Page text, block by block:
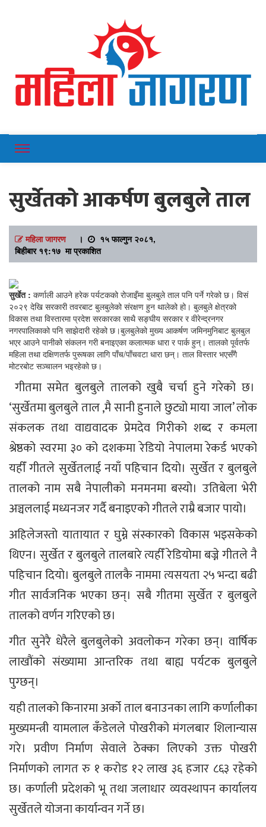
Mahilajagaran
सुर्खेतको आकर्षण बुलबुले ताल
महिला जागरण।
१५ फाल्गुन २०८१,
बिहीबार १९:१७ मा प्रकाशित
सुर्खेत : कर्णाली आउने हरेक पर्यटकको रोजाइँमा बुलबुले ताल पनि पर्ने गरेको छ। विसं
२०२९ देखि सरकारी तवरबाट बुलबुलेको संरक्षण हुन थालेको हो। बुलबुले क्षेत्रको
विकास तथा विस्तारमा प्रदेश सरकारका साथै सङ्घीय सरकार र वीरेन्द्रनगर
नगरपालिकाको पनि साझेदारी रहेको छ।बुलबुलेको मुख्य आकर्षण जमिनमुनिबाट बुलबुल
भएर आउने पानीको संकलन गरी बनाइएका कलात्मक धारा र पार्क हुन्। तालको पूर्वतर्फ
महिला तथा दक्षिणतर्फ पुरूषका लागि पाँच/पाँचवटा धारा छन्। ताल विस्तार भएसँगै
मोटरबोट सञ्चालन भइरहेको छ।
गीतमा समेत बुलबुले तालको खुबै चर्चा हुने गरेको छ।
‘सुर्खेतमा बुलबुले ताल ,मै सानी हुनाले छुट्यो माया जाल’ लोक
संकलक तथा वाद्यवादक प्रेमदेव गिरीको शब्द र कमला
श्रेष्ठको स्वरमा ३० को दशकमा रेडियो नेपालमा रेकर्ड भएको
यहीँ गीतले सुर्खेतलाई नयाँ पहिचान दियो। सुर्खेत र बुलबुले
तालको नाम सबै नेपालीको मनमनमा बस्यो। उतिबेला भेरी
अञ्चललाई मध्यनजर गर्दै बनाइएको गीतले राम्रै बजार पायो।
अहिलेजस्तो यातायात र घुम्ने संस्कारको विकास भइसकेको
थिएन। सुर्खेत र बुलबुले तालबारे त्यहीँ रेडियोमा बज्ने गीतले नै
पहिचान दियो। बुलबुले तालकै नाममा त्यसयता २५ भन्दा बढी
गीत सार्वजनिक भएका छन्। सबै गीतमा सुर्खेत र बुलबुले
तालको वर्णन गरिएको छ।
गीत सुनेरै धेरैले बुलबुलेको अवलोकन गरेका छन्। वार्षिक
लाखौंको संख्यामा आन्तरिक तथा बाह्य पर्यटक बुलबुले
पुग्छन्।
यही तालको किनारमा अर्को ताल बनाउनका लागि कर्णालीका
मुख्यमन्त्री यामलाल कँडेलले पोखरीको मंगलबार शिलान्यास
गरे। प्रवीण निर्माण सेवाले ठेक्का लिएको उक्त पोखरी
निर्माणको लागत रु १ करोड १२ लाख ३६ हजार ८६३ रहेको
छ। कर्णाली प्रदेशको भू तथा जलाधार व्यवस्थापन कार्यालय
सुर्खेतले योजना कार्यान्वन गर्ने छ।